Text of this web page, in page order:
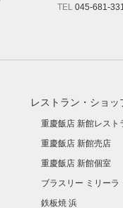
TEL 045-681-
レストラン・ショッ
重慶飯店 新館レスト
重慶飯店 新館売店
重慶飯店 新館個室
ブラスリー ミリーラ
鉄板焼 浜